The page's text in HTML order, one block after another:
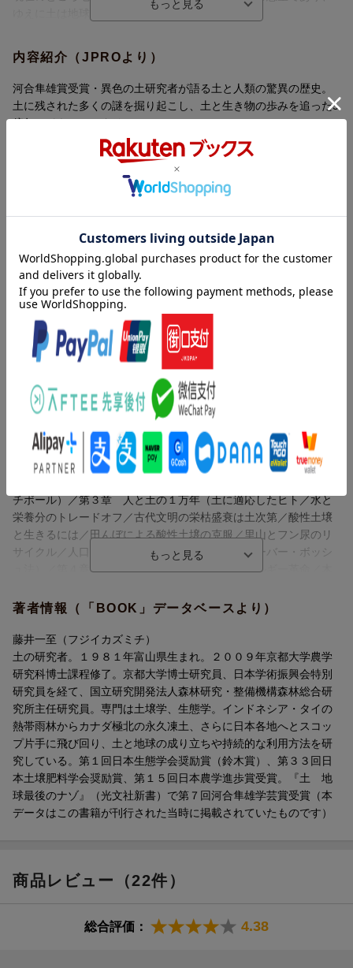
ゆえに土は地球にしか存在しない。
ひたすらに土を食べて耕すミミズ、岩を食べるようになったキノ
コ、腐葉土を食べるカブトムシの幼虫……。
土は植物や昆虫の躍進を支えるとともに相互に影響し合い、さら
に恐竜の消長や人類の繁栄に場所を貸してきた。
土の研究者である著者がスコップ片手に世界を飛び回り、土に残
された多くの謎を掘り起こしていく。
文庫化にあたり著者書き下ろしのあとがきを収録。
■著者について
藤井 一至（ふじい・かずみち）
土の研究者。1981年富山県生まれ。
2009年京都大学農学研究科博士課程修了。京都大学博士研究員、
日本学術振興会特別研究員を経て、国立研究開発法人森林研究・
整備機構森林総合研究所主任研究員。
専門は土壌学、生態学。
インドネシア・タイの熱帯雨林からカナダ極北の永久凍土、さら
に日本各地へとスコップ片手に飛び回り、土と地球の成り立ちや
持続的な利用方法を研究している。
第1回日本生態学会奨励賞（鈴木賞）、第33回日本土壌肥料学会奨
文社新書）で河合隼雄賞受賞。
更新日：2026年06月01日
内容紹介（JPROより）
河合隼雄賞受賞・異色の土研究者が語る土と人類の驚異の歴史。
土に残された多くの謎を掘り起こし、土と生き物の歩みを追った5
億年のドキュメンタリー。
内容紹介（「BOOK」データベースより）
今から５億年前、地球上に「土」が誕生した。ひたすら土を食べ
て土壌を耕すミミズ、岩を溶かすように進化したキノコ、土で塩
分を補給するオランウータン…。土は動植物の躍進を支えるとと
してきた。土の中に隠された多くの謎をスコップ片手に掘り起こ
し、土と生き物たちの歩みを迫った壮大なドキュメンタリー。文
庫化にあたり書き下ろしのあとがきを収録。
目次（「BOOK」データベースより）
プロローグ 足元に広がる世界（生き物が土を生んだ／旅をはじ
める前に）／第１章 土の来た道：逆境を乗り越えた植物たち
（地球に土ができるまで／大陸移動とシダの森／樹木とキノコの
出会い／ジュラシック・ソイル／砂上の熱帯雨林／氷の世界の森
と土／奇跡の島国・日本）／第２章 土が育む動物たち：微生物
から恐竜まで（栄養分をかき集める生き物たち／腸内細菌の活躍
チボール）／第３章 人と土の１万年（土に適応したヒト／水と
栄養分のトレードオフ／古代文明の栄枯盛衰は土次第／酸性土壌
と生きるには／田んぼによる酸性土壌の克服／里山とフン尿のリ
サイクル／人口増加と土壌酸性化を加速させたハーバー・ボッシ
ュ法）／第４章 土のこれから（土を変えたエネルギー革命／木
スの代償／味の好みが土を変える／納豆ごはんと水田土壌／土が
著者情報（「BOOK」データベースより）
藤井一至（フジイカズミチ）
土の研究者。１９８１年富山県生まれ。２００９年京都大学農学
研究科博士課程修了。京都大学博士研究員、日本学術振興会特別
研究員を経て、国立研究開発法人森林研究・整備機構森林総合研
究所主任研究員。専門は土壌学、生態学。インドネシア・タイの
熱帯雨林からカナダ極北の永久凍土、さらに日本各地へとスコッ
プ片手に飛び回り、土と地球の成り立ちや持続的な利用方法を研
究している。第１回日本生態学会奨励賞（鈴木賞）、第３３回日
本土壌肥料学会奨励賞、第１５回日本農学進歩賞受賞。『土 地
球最後のナゾ』（光文社新書）で第７回河合隼雄学芸賞受賞（本
データはこの書籍が刊行された当時に掲載されていたものです）
商品レビュー（22件）
総合評価： 4.38